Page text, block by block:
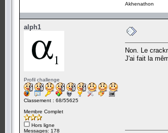
Akhenathon
alph1
Profil challenge
Classement : 68/55625
Membre Complet
Hors ligne
Messages: 178
Non. Le
J'ai fait la